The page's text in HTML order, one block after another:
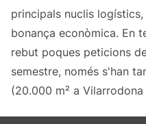
principals nuclis
bonança econòmica. En
rebut poques peticions
semestre, només s'han
(20.000 m² a